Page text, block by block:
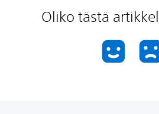
Oliko tästä